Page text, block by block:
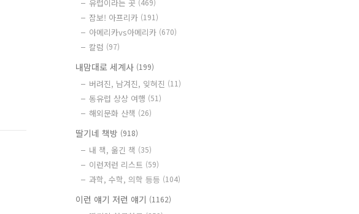
유럽이라는 곳 (469)
잠보! 아프리카 (191)
아메리카vs아메리카 (670)
칼럼 (97)
내맘대로 세계사 (199)
버려진, 남겨진, 잊혀진 (11)
동유럽 상상 여행 (51)
해외문화 산책 (26)
딸기네 책방 (918)
내 책, 옮긴 책 (35)
이런저런 리스트 (59)
과학, 수학, 의학 등등 (104)
이런 얘기 저런 얘기 (1162)